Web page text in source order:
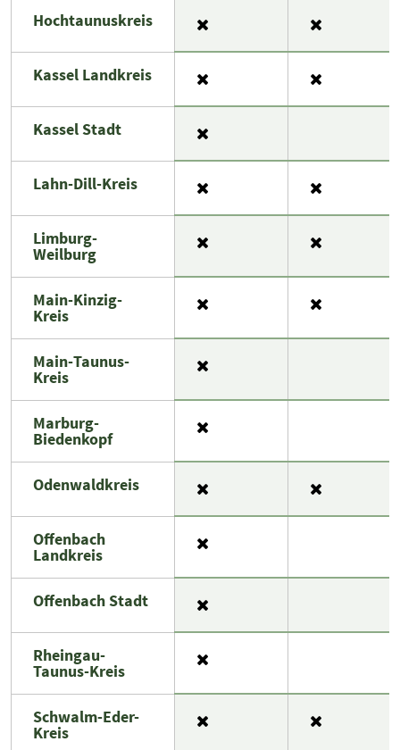
Hochtaunuskreis
Kassel Landkreis
Kassel Stadt
Lahn-Dill-Kreis
Limburg-
Weilburg
Main-Kinzig-
Kreis
Main-Taunus-
Kreis
Marburg-
Biedenkopf
Odenwaldkreis
Offenbach
Landkreis
Offenbach Stadt
Rheingau-
Taunus-Kreis
Schwalm-Eder-
Kreis